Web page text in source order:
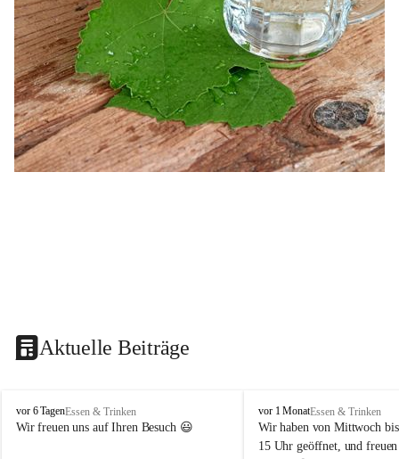
Aktuelle Beiträge
B
u
vor 6 TagenEssen & Trinken
Wir freuen uns auf Ihren Besuch 😃
B
u
s
vor 1 MonatEssen & Trinken
Wir haben von Mittwoch
15 Uhr geöffnet, und